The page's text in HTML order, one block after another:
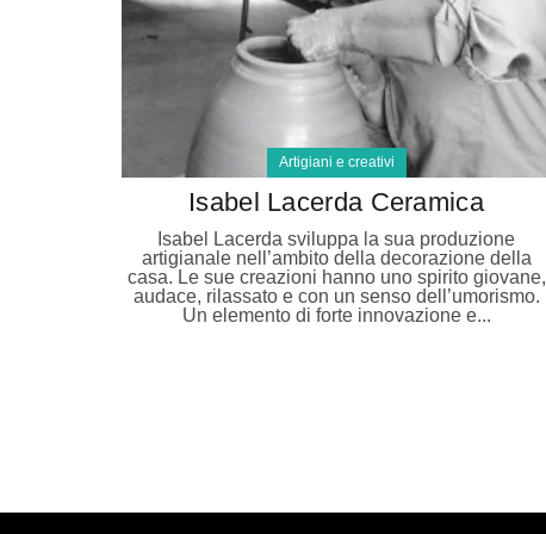
Artigiani e creativi
Isabel Lacerda Ceramica
Isabel Lacerda sviluppa la sua produzione
artigianale nell’ambito della decorazione della
casa. Le sue creazioni hanno uno spirito giovane,
audace, rilassato e con un senso dell’umorismo.
Un elemento di forte innovazione e...